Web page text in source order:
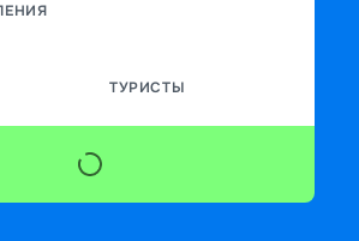
ТУРИСТЫ